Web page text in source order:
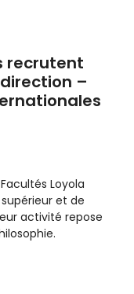
recrutent
–
Loyola
et de
activité repose